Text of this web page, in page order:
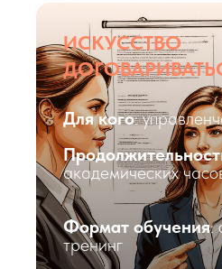
ИСКУССТВО
Для кого:
академических
Формат обучения:
тренинг